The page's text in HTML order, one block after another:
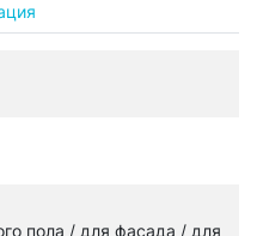
пола / для фасада / для